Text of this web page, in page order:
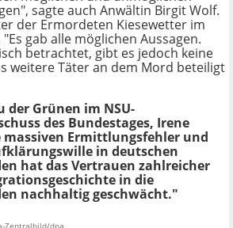
sagte auch Anwältin Birgit Wolf.
der Ermordeten Kiesewetter im
gab alle möglichen Aussagen.
betrachtet, gibt es jedoch keine
weitere Täter an dem Mord beteiligt
der Grünen im NSU-
des Bundestages, Irene
massiven Ermittlungsfehler und
in deutschen
hat das Vertrauen zahlreicher
in die
nachhaltig geschwächt."
Zentralbild/dpa